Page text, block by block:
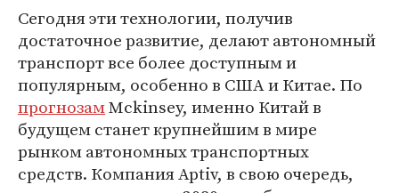
Сегодня эти технологии, получив
достаточное развитие, делают автономный
транспорт все более доступным и
популярным, особенно в США и Китае. По
прогнозамMckinsey, именно Китай в
будущем станет крупнейшим в мире
рынком автономных транспортных
средств. Компания Aptiv, в свою очередь,